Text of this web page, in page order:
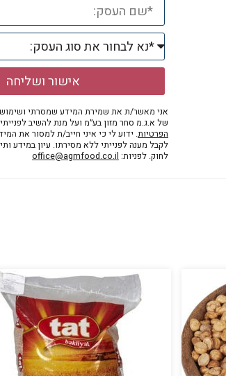
אישור ושליחה
אני מאשר/ת את שמירת המידע שמסרתי ושימוש
של א.ג.מ סחר מזון בע״מ ועל מנת להשיב
הפרטיות. ידוע לי כי איני חייב/ת למסור את
לקבל מענה לפנייתי ללא מסירתו. עיון במידע
לחוק. לפניות: office@agmfood.co.il